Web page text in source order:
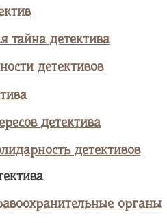
тайна детектива
детективов
детектива
детективов
органы